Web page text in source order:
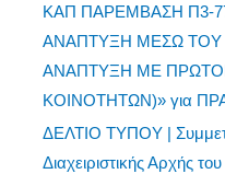
ΚΑΠ ΠΑΡΕΜΒΑΣΗ Π3-
ΑΝΑΠΤΥΞΗ ΜΕΣΩ ΤΟΥ
ΑΝΑΠΤΥΞΗ ΜΕ
ΚΟΙΝΟΤΗΤΩΝ)» για
ΔΕΛΤΙΟ ΤΥΠΟΥ |
Διαχειριστικής Αρχής